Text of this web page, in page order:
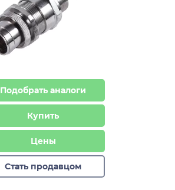
Подобрать аналоги
Купить
Цены
Стать продавцом